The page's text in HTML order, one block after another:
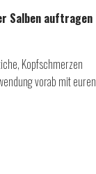
Salben auftragen
Kopfschmerzen
vorab mit euren